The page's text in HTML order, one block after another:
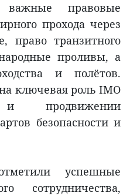
важные правовые
прохода через
право транзитного
проливы, а
и полётов.
ключевая роль IMO
продвижении
безопасности и
успешные
сотрудничества,